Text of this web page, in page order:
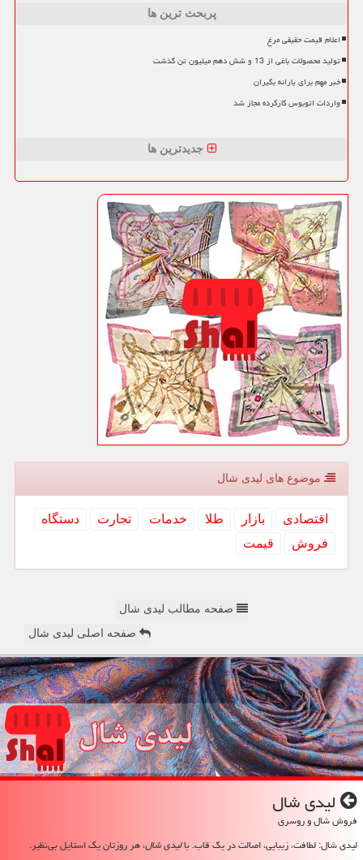
پربحث ترین ها
اعلام قیمت حقیقی مرغ
تولید محصولات باغی از 13 و شش دهم میلیون تن گذشت
خبر مهم برای یارانه بگیران
واردات اتوبوس کارکرده مجاز شد
جدیدترین ها
موضوع های لیدی شال
اقتصادی بازار طلا خدمات تجارت
دستگاه
فروش
قیمت
صفحه مطالب لیدی شال
صفحه اصلی لیدی شال
لیدی شال
فروش شال و روسری
لیدی شال: لطافت، زیبایی، اصالت در یک قاب. بالیدی شال، هر روزتان یک استایل بی‌نظیر.